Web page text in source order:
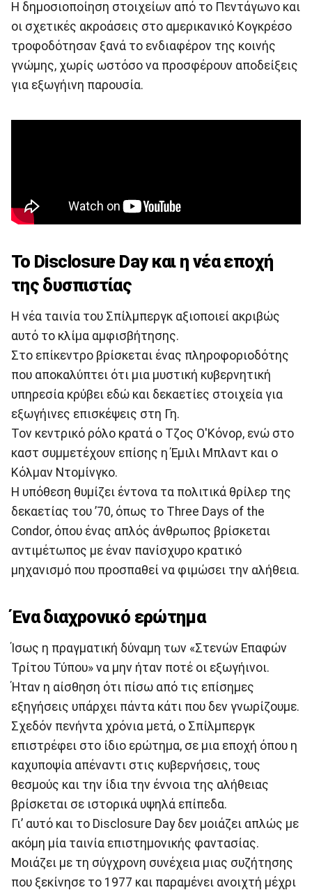
Η δημοσιοποίηση στοιχείων από το Πεντάγωνο και
οι σχετικές ακροάσεις στο αμερικανικό Κογκρέσο
τροφοδότησαν ξανά το ενδιαφέρον της κοινής
γνώμης, χωρίς ωστόσο να προσφέρουν αποδείξεις
για εξωγήινη παρουσία.
Το Disclosure Day και η νέα εποχή
της δυσπιστίας
Η νέα ταινία του Σπίλμπεργκ αξιοποιεί ακριβώς
αυτό το κλίμα αμφισβήτησης.
Στο επίκεντρο βρίσκεται ένας πληροφοριοδότης
που αποκαλύπτει ότι μια μυστική κυβερνητική
υπηρεσία κρύβει εδώ και δεκαετίες στοιχεία για
εξωγήινες επισκέψεις στη Γη.
Τον κεντρικό ρόλο κρατά ο Τζος Ο'Κόνορ, ενώ στο
καστ συμμετέχουν επίσης η Έμιλι Μπλαντ και ο
Κόλμαν Ντομίνγκο.
Η υπόθεση θυμίζει έντονα τα πολιτικά θρίλερ της
δεκαετίας του ’70, όπως το Three Days of the
Condor, όπου ένας απλός άνθρωπος βρίσκεται
αντιμέτωπος με έναν πανίσχυρο κρατικό
μηχανισμό που προσπαθεί να φιμώσει την αλήθεια.
Ένα διαχρονικό ερώτημα
Ίσως η πραγματική δύναμη των «Στενών Επαφών
Τρίτου Τύπου» να μην ήταν ποτέ οι εξωγήινοι.
Ήταν η αίσθηση ότι πίσω από τις επίσημες
εξηγήσεις υπάρχει πάντα κάτι που δεν γνωρίζουμε.
Σχεδόν πενήντα χρόνια μετά, ο Σπίλμπεργκ
επιστρέφει στο ίδιο ερώτημα, σε μια εποχή όπου η
καχυποψία απέναντι στις κυβερνήσεις, τους
θεσμούς και την ίδια την έννοια της αλήθειας
βρίσκεται σε ιστορικά υψηλά επίπεδα.
Γι’ αυτό και το Disclosure Day δεν μοιάζει απλώς με
ακόμη μία ταινία επιστημονικής φαντασίας.
Μοιάζει με τη σύγχρονη συνέχεια μιας συζήτησης
που ξεκίνησε το 1977 και παραμένει ανοιχτή μέχρι